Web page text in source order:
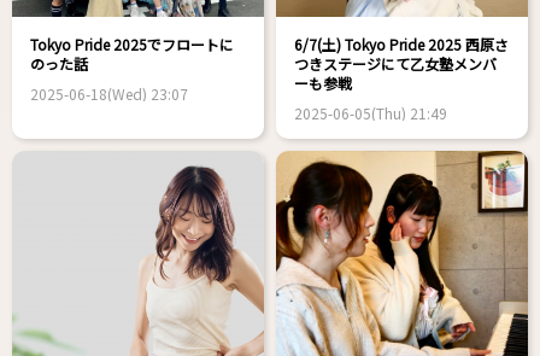
Tokyo Pride 2025でフロートに
のった話
2025-06-18(Wed) 23:07
6/7(土) Tokyo Pride 2025 西原さ
つきステージにて乙女塾メンバ
ーも参戦
2025-06-05(Thu) 21:49